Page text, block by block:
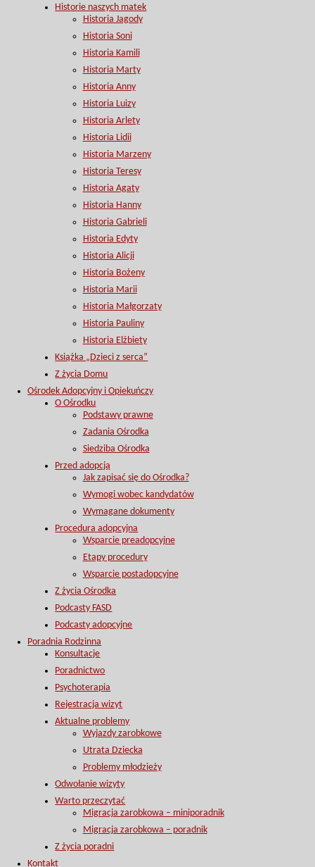
Historie naszych matek
Historia Jagody
Historia Soni
Historia Kamili
Historia Marty
Historia Anny
Historia Luizy
Historia Arlety
Historia Lidii
Historia Marzeny
Historia Teresy
Historia Agaty
Historia Hanny
Historia Gabrieli
Historia Edyty
Historia Alicji
Historia Bożeny
Historia Marii
Historia Małgorzaty
Historia Pauliny
Historia Elżbiety
Książka „Dzieci z serca”
Z życia Domu
Ośrodek Adopcyjny i Opiekuńczy
O Ośrodku
Podstawy prawne
Zadania Ośrodka
Siedziba Ośrodka
Przed adopcją
Jak zapisać się do Ośrodka?
Wymogi wobec kandydatów
Wymagane dokumenty
Procedura adopcyjna
Wsparcie preadopcyjne
Etapy procedury
Wsparcie postadopcyjne
Z życia Ośrodka
Podcasty FASD
Podcasty adopcyjne
Poradnia Rodzinna
Konsultacje
Poradnictwo
Psychoterapia
Rejestracja wizyt
Aktualne problemy
Wyjazdy zarobkowe
Utrata Dziecka
Problemy młodzieży
Odwołanie wizyty
Warto przeczytać
Migracja zarobkowa – miniporadnik
Migracja zarobkowa – poradnik
Z życia poradni
Kontakt